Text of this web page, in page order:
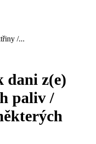
/...
dani z(e)
paliv /